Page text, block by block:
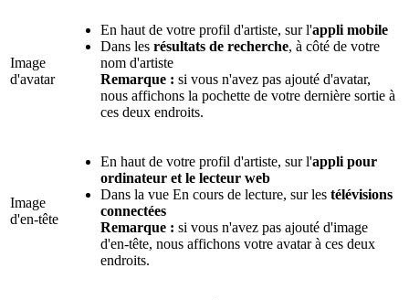
Image
d'avatar
En haut de votre profil d'artiste, sur l'appli mobile
Dans les résultats de recherche, à côté de votre
nom d'artiste
Remarque : si vous n'avez pas ajouté d'avatar,
nous affichons la pochette de votre dernière sortie à
ces deux endroits.
Image
d'en-tête
En haut de votre profil d'artiste, sur l'appli pour
ordinateur et le lecteur web
Dans la vue En cours de lecture, sur les télévisions
connectées
Remarque : si vous n'avez pas ajouté d'image
d'en-tête, nous affichons votre avatar à ces deux
endroits.